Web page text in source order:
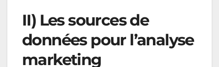
II) Les sources de
données pour l’analyse
marketing